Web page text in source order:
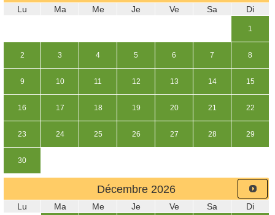
Lu Ma Me Je Ve Sa Di
1
2 3 4 5 6 7 8
9 10 11 12 13 14 15
16 17 18 19 20 21 22
23 24 25 26 27 28 29
30
Décembre 2026
Lu Ma Me Je Ve Sa Di